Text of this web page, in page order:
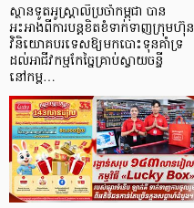
ស្ថានទូតអូស្ត្រាលីប្រចាំកម្ពុជា បាន
អះអាងពីការបន្តខិតខំទាក់ទាញក្រុមហ៊ុន
វិនិយោគបរទេសឱ្យមកបោះទុនគាំទ្រ
ដល់អាជីវកម្មកែច្នៃគ្រាប់ស្វាយចន្ទី
នៅកម្ព…